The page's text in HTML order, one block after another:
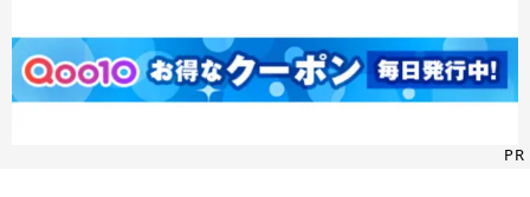
PR